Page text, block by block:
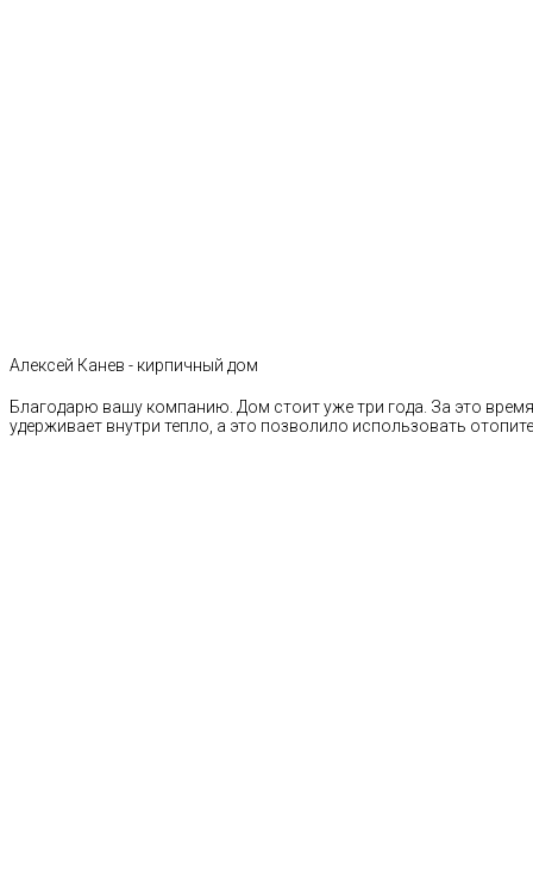
Алексей Канев - кирпичный дом
Благодарю вашу компанию. Дом стоит уже три года. За это
удерживает внутри тепло, а это позволило использовать